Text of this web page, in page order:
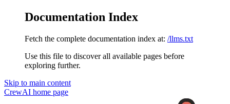
Documentation Index
Fetch the complete documentation index at: /llms.txt
Use this file to discover all available pages before
exploring further.
Skip to main content
CrewAI home page